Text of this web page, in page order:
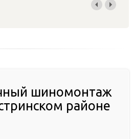
шиномонтаж
районе